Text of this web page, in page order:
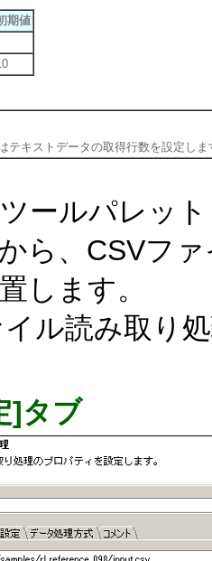
期値
テキストデータの取得行数を設定し
ールパレッ
ら、CSVフ
します。
ル読み取り
]タブ